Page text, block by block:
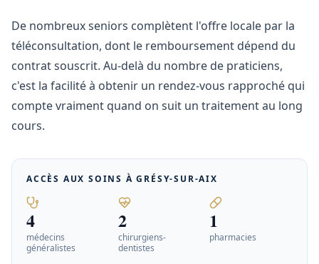
De nombreux seniors complètent l'offre locale par la
téléconsultation, dont le remboursement dépend du
contrat souscrit. Au-delà du nombre de praticiens,
c'est la facilité à obtenir un rendez-vous rapproché qui
compte vraiment quand on suit un traitement au long
cours.
ACCÈS AUX SOINS ÀGRÉSY-SUR-AIX
4
médecins
généralistes
2
chirurgiens-
dentistes
1
pharmacies